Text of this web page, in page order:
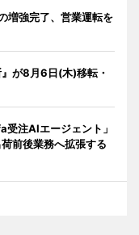
増強完了、営業運転を
が8月6日(木)移転・
注AIエージェント」
前後業務へ拡張する